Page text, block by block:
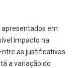
em
impacto na
as justificativas
a variação do